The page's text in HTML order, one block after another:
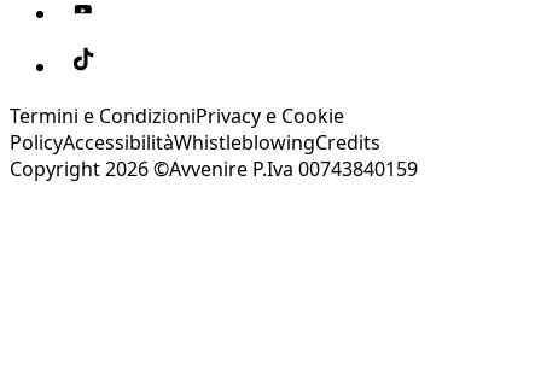
Termini e CondizioniPrivacy e Cookie
PolicyAccessibilitàWhistleblowingCredits
Copyright 2026 ©Avvenire P.Iva 00743840159